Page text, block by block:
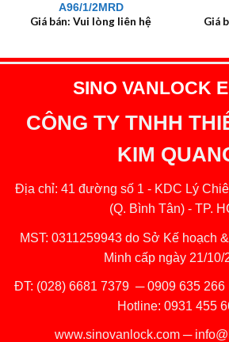
A96/1/2MRD
Giá bán: Vui lòng liên hệ Giá
SINO VANLOCK
CÔNG TY TNHH
KIM
Địa chỉ: 41 đường số 1 - KDC Lý
(Q. Bình Tân) - TP.
MST: 0311259943 do Sở Kế hoạch
Minh cấp ngày 21/10/
ĐT: (028) 6681 7379 ─0909 635 266
Hotline: 0931 455
www.sinovanlock.com ─